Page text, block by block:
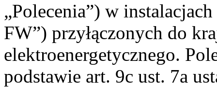
„Polecenia”) w
FW”) przyłączonych do
elektroenergetycznego.
podstawie art. 9c ust. 7a